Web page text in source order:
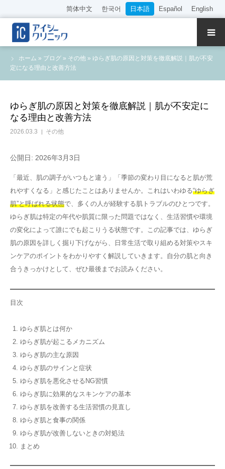
简体中文 한국어 日本語 Español English
ホーム » ブログ » その他 » ゆらぎ肌の原因と対策を徹底解説｜肌が不安
定になる理由と改善方法
ゆらぎ肌の原因と対策を徹底解説｜肌が不安定に
なる理由と改善方法
2026.03.3 その他
公開日: 2026年3月3日
「最近、肌の調子がいつもと違う」「季節の変わり目になると肌が荒
れやすくなる」と感じたことはありませんか。これはいわゆる“ゆらぎ
肌”と呼ばれる状態で、多くの人が経験する肌トラブルのひとつです。
ゆらぎ肌は特定の年代や肌質に限った問題ではなく、生活習慣や環境
の変化によって誰にでも起こりうる状態です。この記事では、ゆらぎ
肌の原因を詳しく掘り下げながら、日常生活で取り組める対策やスキ
ンケアのポイントをわかりやすく解説していきます。自分の肌と向き
合うきっかけとして、ぜひ最後までお読みください。
目次
ゆらぎ肌とは何か
ゆらぎ肌が起こるメカニズム
ゆらぎ肌の主な原因
ゆらぎ肌のサインと症状
ゆらぎ肌を悪化させるNG習慣
ゆらぎ肌に効果的なスキンケアの基本
ゆらぎ肌を改善する生活習慣の見直し
ゆらぎ肌と食事の関係
ゆらぎ肌が改善しないときの対処法
まとめ
クリニック紹介
診療内容
WEB予約
料金表
採用情報
その他
言語
简体中文 한국어 日本語 Español